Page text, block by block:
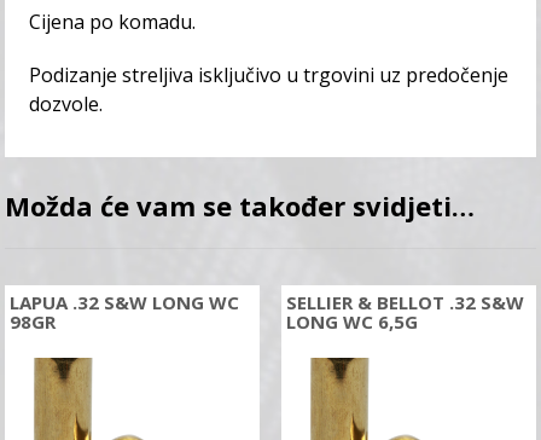
Cijena po komadu.
Podizanje streljiva isključivo u trgovini uz predočenje
dozvole.
Možda će vam se također svidjeti…
LAPUA .32 S&W LONG WC
98GR
SELLIER & BELLOT .32 S&W
LONG WC 6,5G